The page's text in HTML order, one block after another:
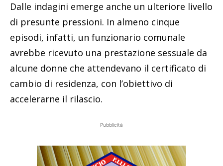
Dalle indagini emerge anche un ulteriore livello
di presunte pressioni. In almeno cinque
episodi, infatti, un funzionario comunale
avrebbe ricevuto una prestazione sessuale da
alcune donne che attendevano il certificato di
cambio di residenza, con l’obiettivo di
accelerarne il rilascio.
Pubblicità